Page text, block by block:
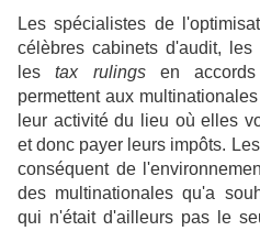
Les spécialistes de
célèbres cabinets d'audit, les
lestax rulingsen accords
permettent aux
leur activité du lieu où elles
et donc payer leurs impôts. Les
conséquent de
des multinationales qu'a
qui n'était d'ailleurs pas le